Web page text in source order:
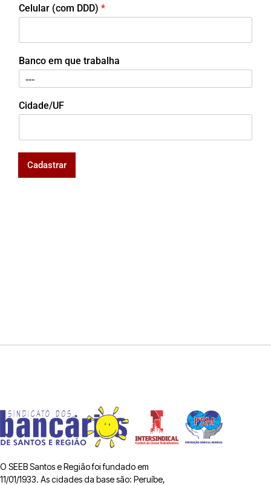
Celular (com DDD) *
Banco em que trabalha
Cidade/UF
Cadastrar
O SEEB Santos e Região foi fundado em
11/01/1933. As cidades da base são: Peruíbe,